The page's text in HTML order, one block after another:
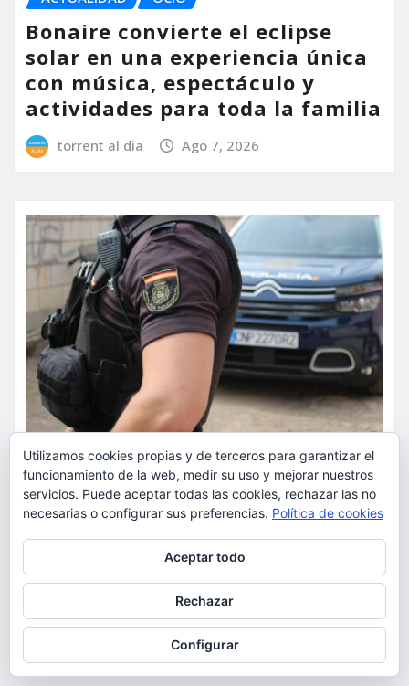
Bonaire convierte el eclipse
solar en una experiencia única
con música, espectáculo y
actividades para toda la familia
torrent al dia Ago 7, 2026
SUCESOS
La Policía Nacional detiene a
dos varones por cometer tres
robos con violencia en una
misma mañana
Utilizamos cookies propias y de terceros para garantizar el
funcionamiento de la web, medir su uso y mejorar nuestros
servicios. Puede aceptar todas las cookies, rechazar las no
necesarias o configurar sus preferencias. Política de cookies
Aceptar todo
Rechazar
Configurar
Para obtener más información, incluido cómo gestionar las cookies,